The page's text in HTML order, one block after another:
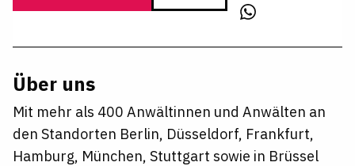
Über uns
Mit mehr als 400 Anwältinnen und Anwälten an
den Standorten Berlin, Düsseldorf, Frankfurt,
Hamburg, München, Stuttgart sowie in Brüssel